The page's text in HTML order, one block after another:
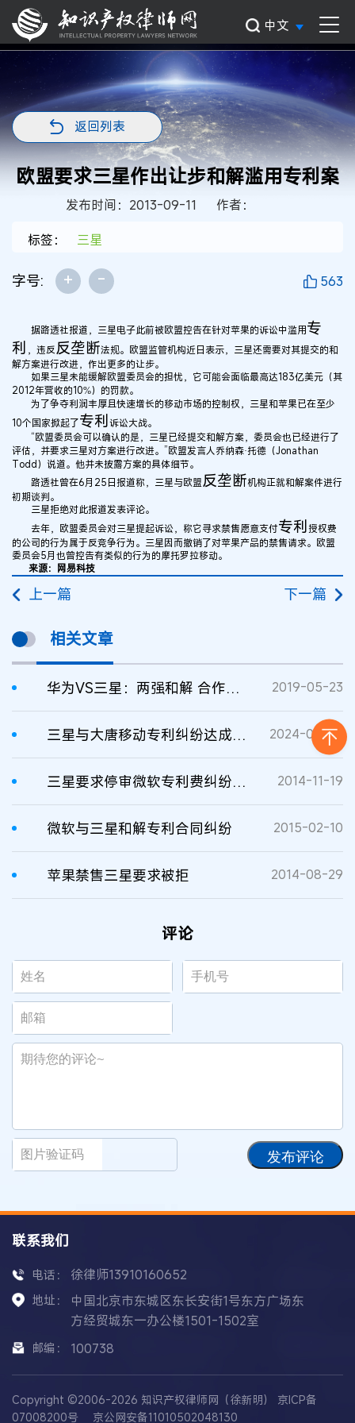
中文
返回列表
欧盟要求三星作出让步和解滥用专利案
发布时间：2013-09-11
作者：
标签：
三星
字号: + - 563
据路透社报道，三星电子此前被欧盟控告在针对苹果的诉讼中滥用专
利 ，违反反垄断法规。欧盟监管机构近日表示，三星还需要对其提交的和
解方案进行改进，作出更多的让步。
如果三星未能缓解欧盟委员会的担忧，它可能会面临最高达183亿美元（其
2012年营收的10%）的罚款。
为了争夺利润丰厚且快速增长的移动市场的控制权，三星和苹果已在至少
10个国家掀起了专利诉讼大战。
“欧盟委员会可以确认的是，三星已经提交和解方案，委员会也已经进行了
评估，并要求三星对方案进行改进。”欧盟发言人乔纳森·托德（Jonathan
Todd）说道。他并未披露方案的具体细节。
路透社曾在6月25日报道称，三星与欧盟反垄断机构正就和解案件进行
初期谈判。
三星拒绝对此报道发表评论。
去年，欧盟委员会对三星提起诉讼，称它寻求禁售愿意支付专利授权费
的公司的行为属于反竞争行为。三星因而撤销了对苹果产品的禁售请求。欧盟
委员会5月也曾控告有类似的行为的摩托罗拉移动。
来源：网易科技
上一篇 下一篇
相关文章
华为VS三星：两强和解 合作共赢 2019-05-23
三星与大唐移动专利纠纷达成和解 2024-07-04
三星要求停审微软专利费纠纷案遭拒 2014-11-19
微软与三星和解专利合同纠纷 2015-02-10
苹果禁售三星要求被拒 2014-08-29
评论
发布评论
联系我们
电话： 徐律师13910160652
地址：
中国北京市东城区东长安街1号东方广场东
方经贸城东一办公楼1501-1502室
邮编： 100738
Copyright ©2006-2026 知识产权律师网（徐新明） 京ICP备
07008200号
京公网安备11010502048130